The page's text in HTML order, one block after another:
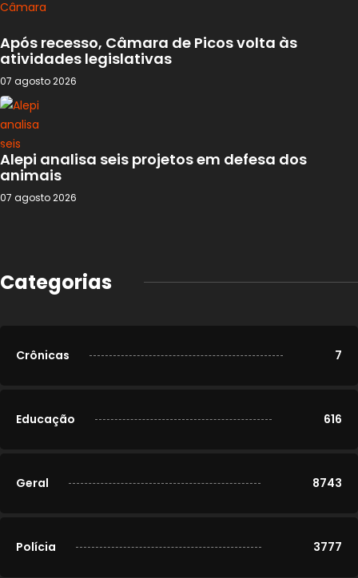
Após recesso, Câmara de Picos volta às
atividades legislativas
07 agosto 2026
Alepi analisa seis projetos em defesa dos
animais
07 agosto 2026
Categorias
Crônicas 7
Educação 616
Geral 8743
Polícia 3777